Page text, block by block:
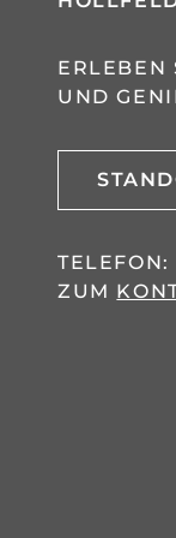
ERLEBEN
UND
TELEFON:
ZUM